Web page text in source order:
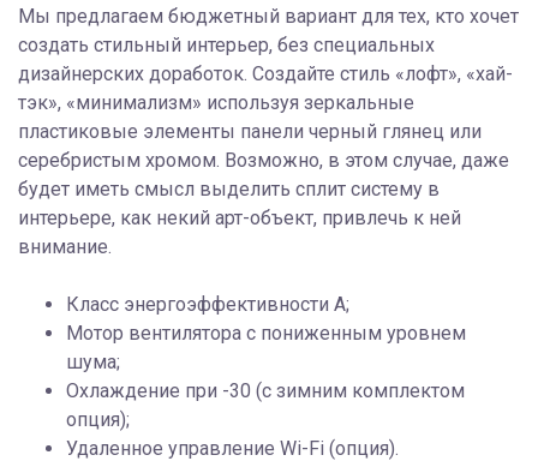
Мы предлагаем бюджетный вариант для тех, кто хочет
создать стильный интерьер, без специальных
дизайнерских доработок. Создайте стиль «лофт», «хай-
тэк», «минимализм» используя зеркальные
пластиковые элементы панели черный глянец или
серебристым хромом. Возможно, в этом случае, даже
будет иметь смысл выделить сплит систему в
интерьере, как некий арт-объект, привлечь к ней
внимание.
Класс энергоэффективности A;
Мотор вентилятора с пониженным уровнем
шума;
Охлаждение при -30 (с зимним комплектом
опция);
Удаленное управление Wi-Fi (опция).